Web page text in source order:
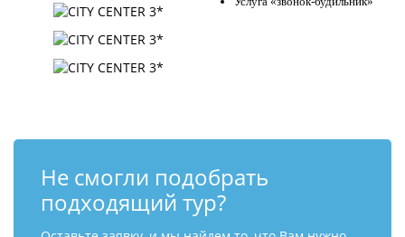
Не смогли подобрать
подходящий тур?